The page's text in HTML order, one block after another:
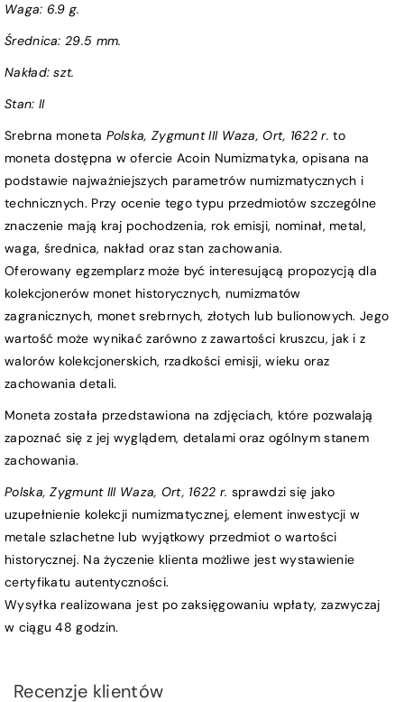
Waga: 6.9 g.
Średnica: 29.5 mm.
Nakład: szt.
Stan: II
Srebrna moneta Polska, Zygmunt III Waza, Ort, 1622 r.to
moneta dostępna w ofercie Acoin Numizmatyka, opisana na
podstawie najważniejszych parametrów numizmatycznych i
technicznych. Przy ocenie tego typu przedmiotów szczególne
znaczenie mają kraj pochodzenia, rok emisji, nominał, metal,
waga, średnica, nakład oraz stan zachowania.
Oferowany egzemplarz może być interesującą propozycją dla
kolekcjonerów monet historycznych, numizmatów
zagranicznych, monet srebrnych, złotych lub bulionowych. Jego
wartość może wynikać zarówno z zawartości kruszcu, jak i z
walorów kolekcjonerskich, rzadkości emisji, wieku oraz
zachowania detali.
Moneta została przedstawiona na zdjęciach, które pozwalają
zapoznać się z jej wyglądem, detalami oraz ogólnym stanem
zachowania.
Polska, Zygmunt III Waza, Ort, 1622 r. sprawdzi się jako
uzupełnienie kolekcji numizmatycznej, element inwestycji w
metale szlachetne lub wyjątkowy przedmiot o wartości
historycznej. Na życzenie klienta możliwe jest wystawienie
certyfikatu autentyczności.
Wysyłka realizowana jest po zaksięgowaniu wpłaty, zazwyczaj
w ciągu 48 godzin.
Recenzje klientów